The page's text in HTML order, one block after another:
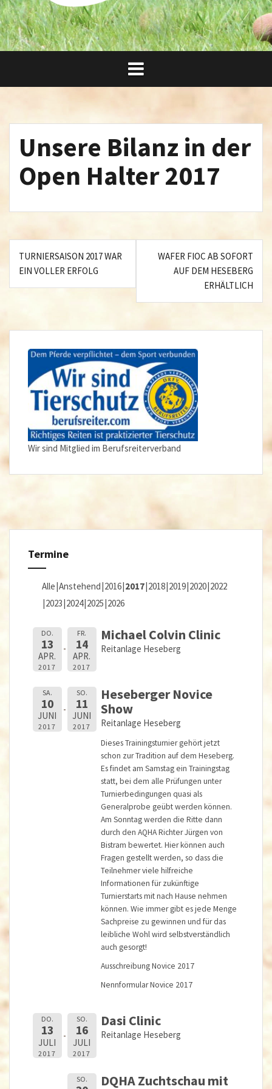
Unsere Bilanz in der
Open Halter 2017
Beitragsnavigation
TURNIERSAISON 2017 WAR
EIN VOLLER ERFOLG
WAFER FIOC AB SOFORT
AUF DEM HESEBERG
ERHÄLTLICH
Wir sind Mitglied im Berufsreiterverband
Termine
Alle Anstehend 2016 2017 2018 2019 2020 2022
2023 2024 2025 2026
DO.
13
APR.
2017
FR.
14
APR.
2017
Michael Colvin Clinic
Reitanlage Heseberg
SA.
10
JUNI
2017
SO.
11
JUNI
2017
Heseberger Novice
Show
Reitanlage Heseberg
Dieses Trainingsturnier gehört jetzt
schon zur Tradition auf dem Heseberg.
Es findet am Samstag ein Trainingstag
statt, bei dem alle Prüfungen unter
Turnierbedingungen quasi als
Generalprobe geübt werden können.
Am Sonntag werden die Ritte dann
durch den AQHA Richter Jürgen von
Bistram bewertet. Hier können auch
Fragen gestellt werden, so dass die
Teilnehmer viele hilfreiche
Informationen für zukünftige
Turnierstarts mit nach Hause nehmen
können. Wie immer gibt es jede Menge
Sachpreise zu gewinnen und für das
leibliche Wohl wird selbstverständlich
auch gesorgt!
Ausschreibung Novice 2017
Nennformular Novice 2017
DO.
13
JULI
2017
SO.
16
JULI
2017
Dasi Clinic
Reitanlage Heseberg
SO.
DQHA Zuchtschau mit